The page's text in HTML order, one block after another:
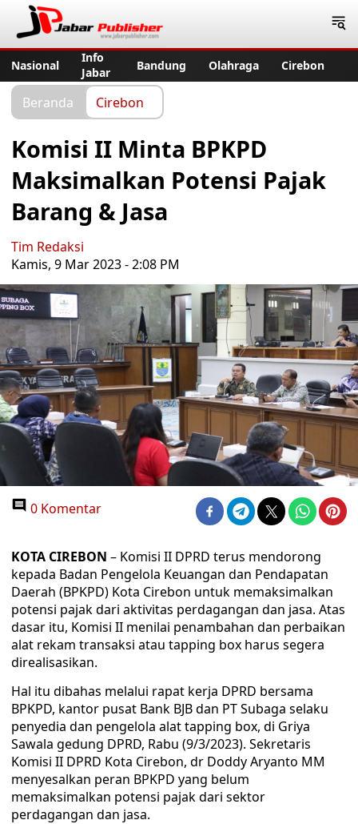
Nasional
Info
Jabar
Bandung Olahraga Cirebon
Beranda Cirebon
Komisi II Minta BPKPD
Maksimalkan Potensi Pajak
Barang & Jasa
Tim Redaksi
Kamis, 9 Mar 2023 - 2:08 PM
0 Komentar
KOTA CIREBON – Komisi II DPRD terus mendorong
kepada Badan Pengelola Keuangan dan Pendapatan
Daerah (BPKPD) Kota Cirebon untuk memaksimalkan
potensi pajak dari aktivitas perdagangan dan jasa. Atas
dasar itu, Komisi II menilai penambahan dan perbaikan
alat rekam transaksi atau tapping box harus segera
direalisasikan.
Hal itu dibahas melalui rapat kerja DPRD bersama
BPKPD, kantor pusat Bank BJB dan PT Subaga selaku
penyedia dan pengelola alat tapping box, di Griya
Sawala gedung DPRD, Rabu (9/3/2023). Sekretaris
Komisi II DPRD Kota Cirebon, dr Doddy Aryanto MM
menyesalkan peran BPKPD yang belum
memaksimalkan potensi pajak dari sektor
perdagangan dan jasa.